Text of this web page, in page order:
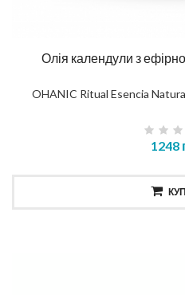
Олія календули з
OHANIC Ritual Esencia
1248